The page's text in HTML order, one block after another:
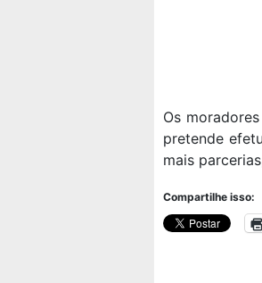
Os
pretende
mais
Compartilhe isso: